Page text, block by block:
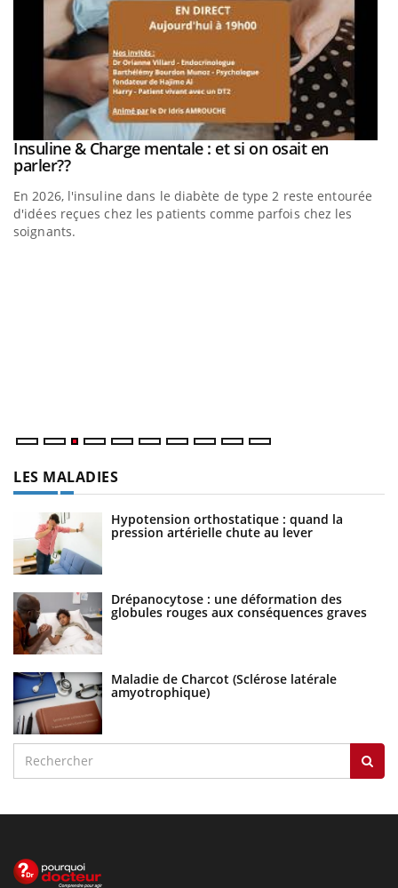
Youtube
Insuline & Charge mentale : et si on osait en
parler??Youtube
En 2026, l'insuline dans le diabète de type 2 reste entourée
d'idées reçues chez les patients comme parfois chez les
soignants.
LES MALADIES
Hypotension orthostatique : quand la
pression artérielle chute au lever
Drépanocytose : une déformation des
globules rouges aux conséquences graves
Maladie de Charcot (Sclérose latérale
amyotrophique)